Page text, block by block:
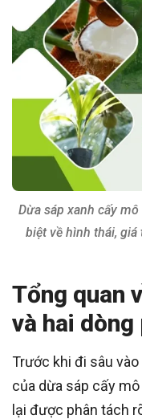
Dừa sáp xanh cấy
biệt về hình thái,
Tổng quan
và hai dòng
Trước khi đi sâu
của dừa sáp cấy
lại được phân tách